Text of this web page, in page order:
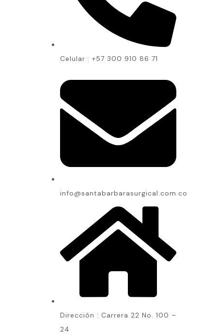
Celular : +57 300 910 86 71
info@santabarbarasurgical.com.co
Dirección : Carrera 22 No. 100 –
24